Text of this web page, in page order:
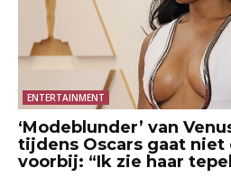
ENTERTAINMENT
‘Modeblunder’ van
tijdens Oscars gaat
voorbij: “Ik zie haar